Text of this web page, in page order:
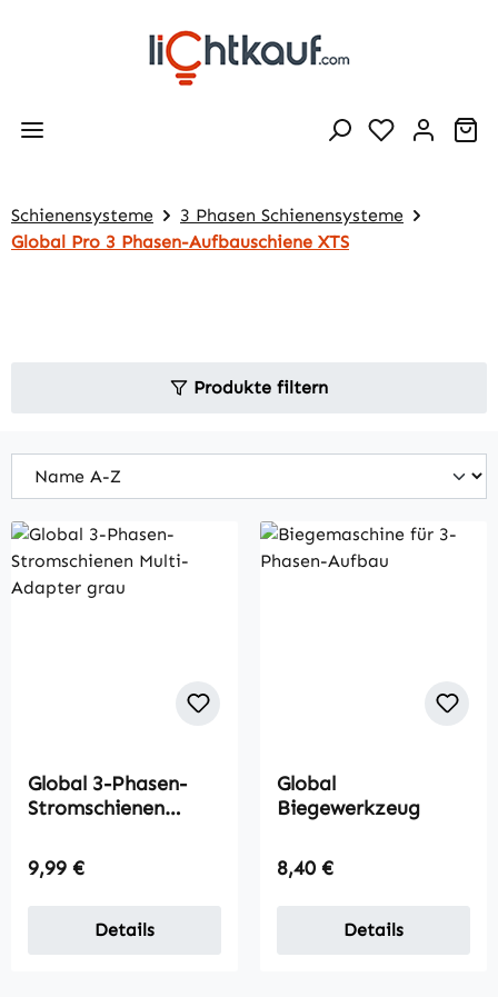
Zum Hauptinhalt springen
Schienensysteme
3 Phasen Schienensysteme
Global Pro 3 Phasen-Aufbauschiene XTS
Produkte filtern
Global 3-Phasen-
Stromschienen
Regulärer Preis:
9,99 €
Details
Global
Biegewerkzeug
Regulärer Preis:
8,40 €
Details